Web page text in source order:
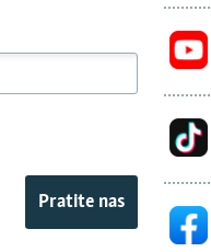
Pratite nas